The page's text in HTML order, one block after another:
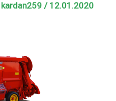
kardan259 / 12.01.2020